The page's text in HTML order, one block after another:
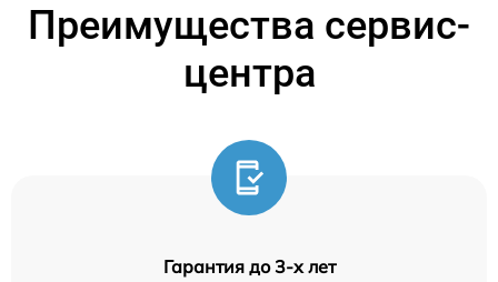
Преимущества сервис-
центра
Гарантия до 3-х лет